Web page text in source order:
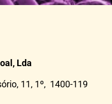
Lda
11, 1º, 1400-119